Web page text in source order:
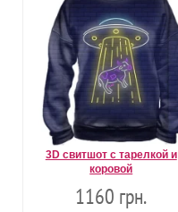
3D свитшот с тарелкой и
коровой
1160 грн.